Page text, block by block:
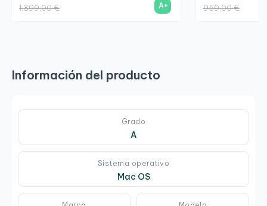
1.399,00 € A+ 959,00 €
Información del producto
Grado
A
Sistema operativo
Mac OS